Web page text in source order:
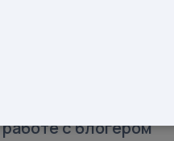
с блогером